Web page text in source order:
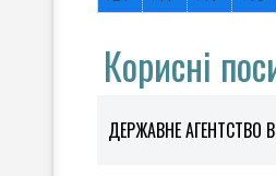
Корисні
ДЕРЖАВНЕ АГЕНТСТВО